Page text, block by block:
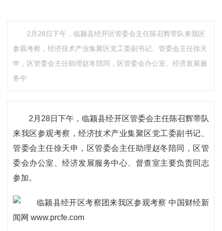
2月28日下午，临颍县经开区管委会主任陈召辉带队来我区
参观考察，经济技术产业集聚区党工委副书记、管委会主任徐天
申，区管委会主任助理赵冬陪同，区管委会办公室、经济发展服
务中
2月28日下午，临颍县经开区管委会主任陈召辉带队
来我区参观考察，经济技术产业集聚区党工委副书记、
管委会主任徐天申，区管委会主任助理赵冬陪同，区管
委会办公室、经济发展服务中心、督查室主要负责同志
参加。